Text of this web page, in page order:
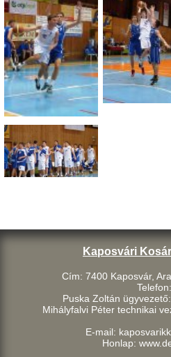
Kaposvári
Cím: 7400 Kaposvár,
Telefon:
Puska Zoltán
Mihályfalvi Péter technikai
E-mail:
Honlap: